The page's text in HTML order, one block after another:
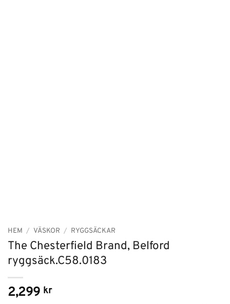
HEM / VÄSKOR / RYGGSÄCKAR
The Chesterfield Brand, Belford
ryggsäck.C58.0183
2,299 kr